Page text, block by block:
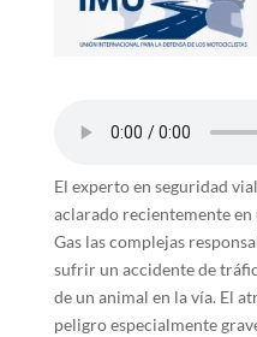
El experto en seguridad
aclarado recientemente en
Gas las complejas
sufrir un accidente de
de un animal en la vía. El
peligro especialmente